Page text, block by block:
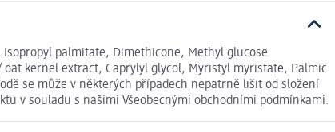
palmitate, Dimethicone, Methyl glucose
kernel extract, Caprylyl glycol, Myristyl myristate, Palmic
se může v některých případech nepatrně lišit od složení
v souladu s našimi Všeobecnými obchodními podmínkami.